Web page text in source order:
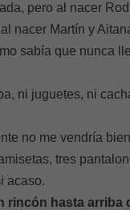
pero al nacer
nacer Martín y
sabía que nunca
ni juguetes, ni
no me vendría
tres
acaso.
rincón hasta arriba